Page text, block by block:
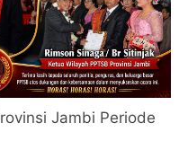
Jambi Periode